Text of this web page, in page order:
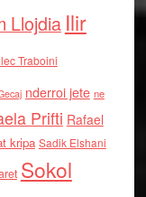
Llojdia Ilir
Traboini
nderroi jete ne
Prifti Rafael
kripa Sadik Elshani
Sokol